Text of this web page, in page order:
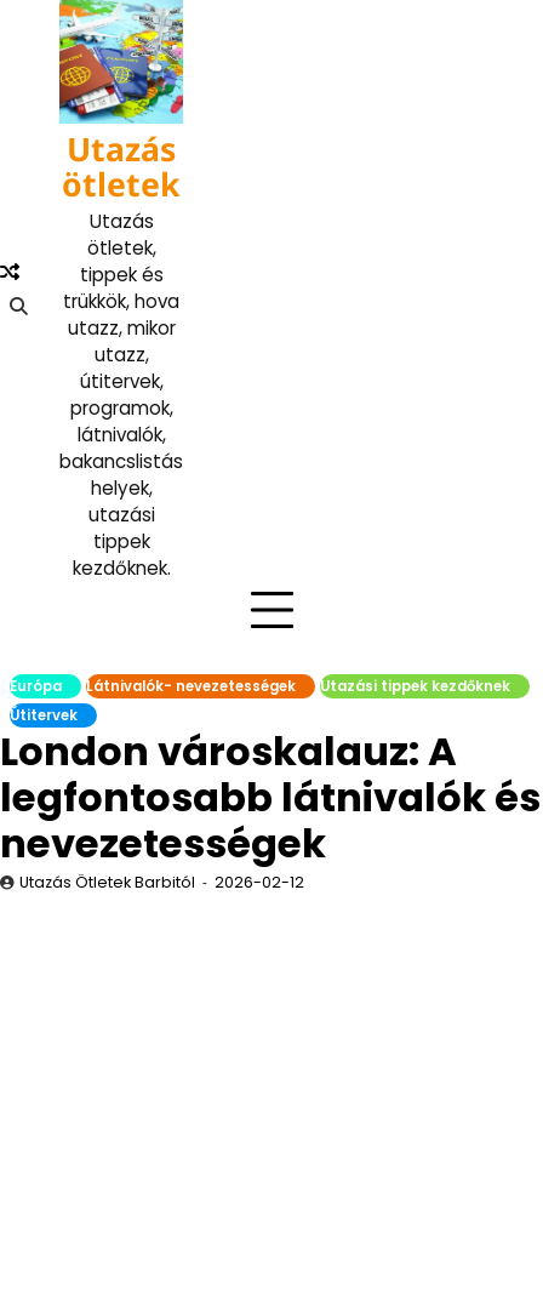
content
Utazás
ötletek
Utazás
ötletek,
tippek és
trükkök, hova
utazz, mikor
utazz,
útitervek,
programok,
látnivalók,
bakancslistás
helyek,
utazási
tippek
kezdőknek.
Európa Látnivalók- nevezetességek
Utazási tippek kezdőknek
Útitervek
London városkalauz: A
legfontosabb látnivalók és
nevezetességek
Utazás Ötletek Barbitól 2026-02-12